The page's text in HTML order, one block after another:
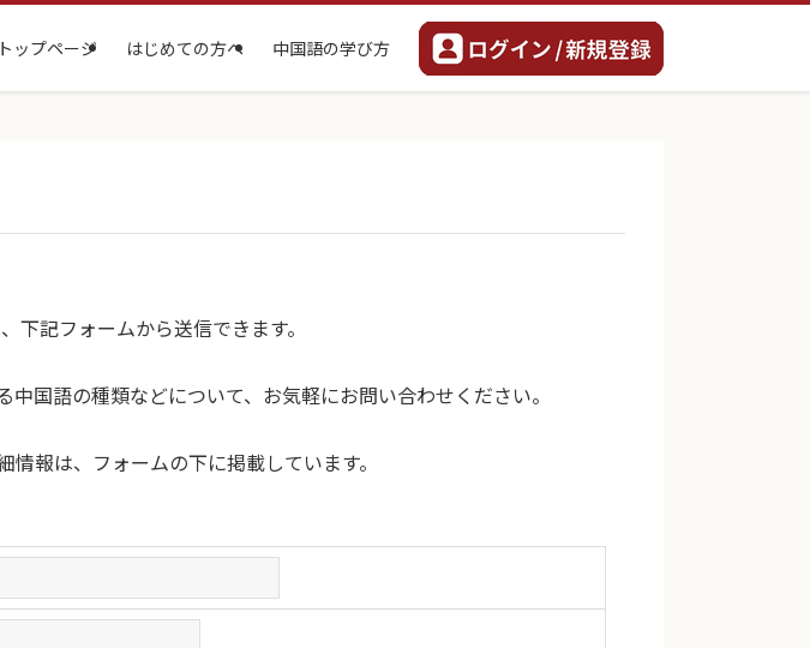
トップページ はじめての方へ 中国語の学び方
記フォームから送信できます。
国語の種類などについて、お気軽にお問い合わせください。
報は、フォームの下に掲載しています。